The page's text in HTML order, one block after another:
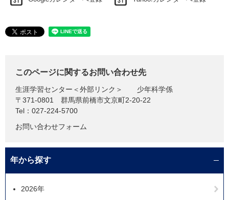
このページに関するお問い合わせ先
生涯学習センター ＜外部リンク＞
少年科学係
〒371-0801
群馬県前橋市文京町2-20-22
Tel：027-224-5700
お問い合わせフォーム
年から探す
2026年